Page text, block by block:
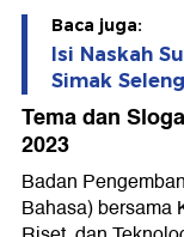
Baca juga:
Isi Naskah
Simak
Tema dan
2023
Badan
Bahasa) bersama